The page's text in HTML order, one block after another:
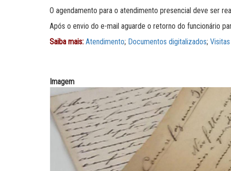
O agendamento para o atendimento presencial deve ser
Após o envio do e-mail aguarde o retorno do funcionário
Saiba mais: Atendimento; Documentos digitalizados; Visitas
Imagem